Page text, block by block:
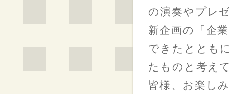
の演奏やプレ
新企画の「企
できたととも
たものと考え
皆様、お楽し